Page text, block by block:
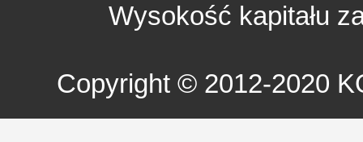
Wysokość kapitału
Copyright © 2012-2020